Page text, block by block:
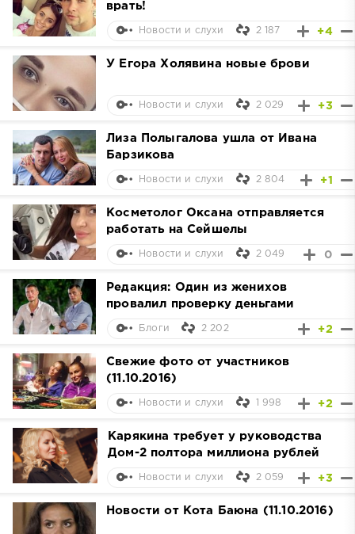
врать!
+4
Новости и слухи 2 187
У Егора Холявина новые брови
+3
Новости и слухи 2 029
Лиза Полыгалова ушла от Ивана
Барзикова
+1
Новости и слухи 2 804
Косметолог Оксана отправляется
работать на Сейшелы
0
Новости и слухи 2 049
Редакция: Один из женихов
провалил проверку деньгами
+2
Блоги 2 202
Свежие фото от участников
(11.10.2016)
+2
Новости и слухи 1 998
Карякина требует у руководства
Дом-2 полтора миллиона рублей
+3
Новости и слухи 2 059
Новости от Кота Баюна (11.10.2016)